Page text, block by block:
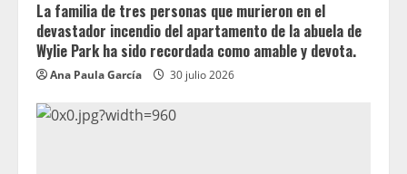
La familia de tres personas que murieron en el
devastador incendio del apartamento de la abuela de
Wylie Park ha sido recordada como amable y devota.
Ana Paula García 30 julio 2026